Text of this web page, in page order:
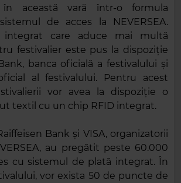
în această vară într-o formula
de acces la NEVERSEA.
integrat care aduce mai multă
festivalier este pus la dispoziție
banca oficială a festivalului și
al festivalului. Pentru acest
vor avea la dispoziție o
textil cu un chip RFID integrat.
Bank și VISA, organizatorii
au pregătit peste 60.000
cu sistemul de plată integrat. În
vor exista 50 de puncte de